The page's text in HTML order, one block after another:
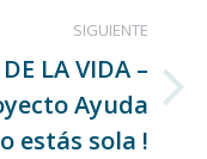
SIGUIENTE
LA VIDA –
Ayuda
estás sola !